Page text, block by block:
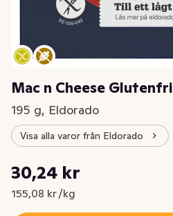
Mac n Cheese Glutenfri
195 g, Eldorado
Visa alla varor från Eldorado
Nuvarande pris är: 30,24 kr
30,24 kr
155,08 kr /kg
Styckpris: 155,08 kr /kg